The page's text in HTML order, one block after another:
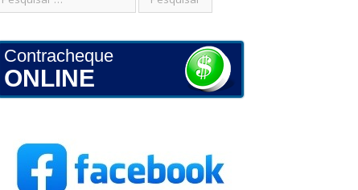
Contracheque
ONLINE